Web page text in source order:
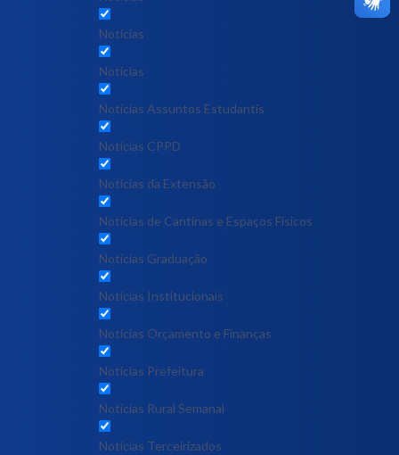
Notícias
Notícias
Notícias Assuntos Estudantis
Notícias CPPD
Notícias da Extensão
Notícias de Cantinas e Espaços Físicos
Notícias Graduação
Notícias Institucionais
Notícias Orçamento e Finanças
Notícias Prefeitura
Notícias Rural Semanal
Notícias Terceirizados